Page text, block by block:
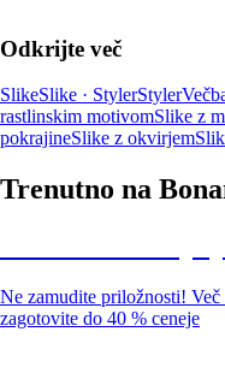
Odkrijte več
SlikeSlike · StylerStyler
rastlinskim motivomSlike z
pokrajineSlike z okvirjem
Trenutno na
Ne zamudite priložnosti!
zagotovite do 40 % ceneje